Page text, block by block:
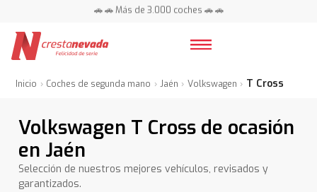
📍 Centros en toda España ⭐
📍 Centros en toda España ⭐
Inicio Coches de segunda mano Jaén Volkswagen T Cross
Volkswagen T Cross de ocasión
en Jaén
Selección de nuestros mejores vehículos, revisados y
garantizados.